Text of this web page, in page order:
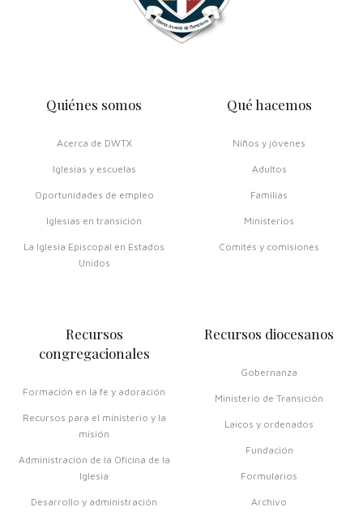
Quiénes somos
Acerca de DWTX
Iglesias y escuelas
Oportunidades de empleo
Iglesias en transición
La Iglesia Episcopal en Estados
Unidos
Qué hacemos
Niños y jóvenes
Adultos
Familias
Ministerios
Comités y comisiones
Recursos
congregacionales
Formación en la fe y adoración
Recursos para el ministerio y la
misión
Administración de la Oficina de la
Iglesia
Desarrollo y administración
Recursos diocesanos
Gobernanza
Ministerio de Transición
Laicos y ordenados
Fundación
Formularios
Archivo